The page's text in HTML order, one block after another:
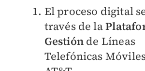
El proceso digital
través de la
Gestiónde Líneas
Telefónicas